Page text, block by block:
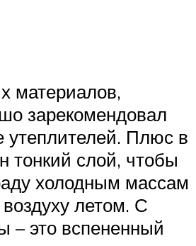
материалов,
зарекомендовал
утеплителей. Плюс в
тонкий слой, чтобы
холодным массам
летом. С
– это вспененный